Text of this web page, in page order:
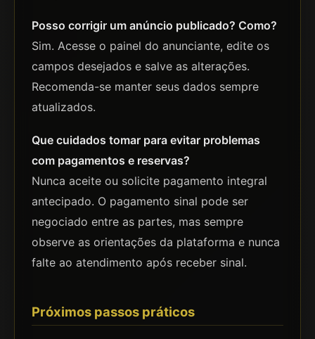
Posso corrigir um anúncio publicado? Como?
Sim. Acesse o painel do anunciante, edite os
campos desejados e salve as alterações.
Recomenda-se manter seus dados sempre
atualizados.
Que cuidados tomar para evitar problemas
com pagamentos e reservas?
Nunca aceite ou solicite pagamento integral
antecipado. O pagamento sinal pode ser
negociado entre as partes, mas sempre
observe as orientações da plataforma e nunca
falte ao atendimento após receber sinal.
Próximos passos práticos